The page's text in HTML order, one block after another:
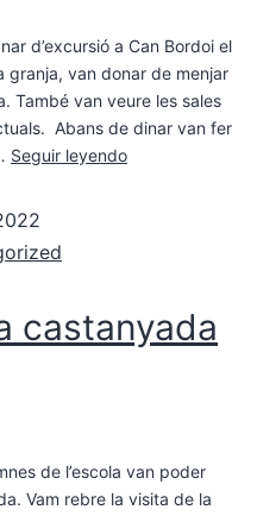
d’excursió a Can Bordoi el
granja, van donar de menjar
També van veure les sales
Abans de dinar van fer
Seguir leyendo
castanyada
de l’escola van poder
Vam rebre la visita de la